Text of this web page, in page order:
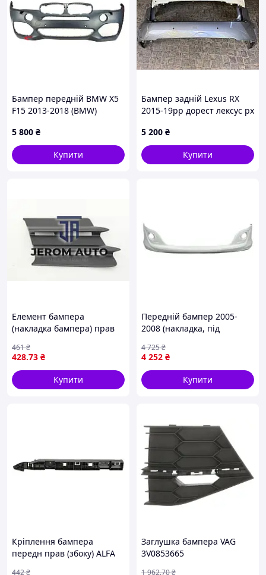
Бампер передній BMW X5
F15 2013-2018 (BMW)
5 800 ₴
Купити
Бампер задній Lexus RX
2015-19рр дорест лексус рх
білий,
5 200 ₴
Купити
Елемент бампера
(накладка бампера) прав
COVIND / TGX124
428.73 ₴
461₴
Купити
Передній бампер 2005-
2008 (накладка, під
Fiesta рр
4 252 ₴
4 725₴
Купити
Кріплення бампера
передн прав (збоку) ALFA
442₴
Заглушка бампера VAG
3V0853665
1 962.70₴